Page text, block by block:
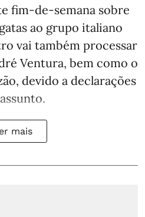
fim-de-semana sobre
ao grupo italiano
vai também processar
Ventura, bem como o
devido a declarações
mais